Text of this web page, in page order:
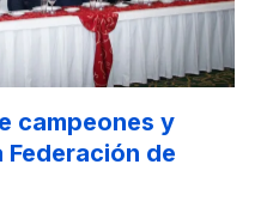
campeones y
de